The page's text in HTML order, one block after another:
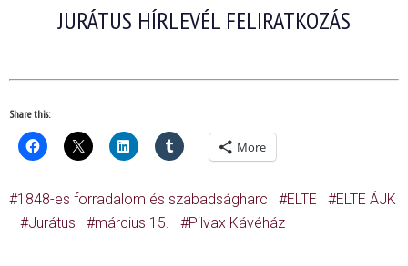
JURÁTUS HÍRLEVÉL FELIRATKOZÁS
Share this:
More
1848-es forradalom és szabadságharc ELTE
ELTE ÁJK
Jurátus
március 15. Pilvax Kávéház